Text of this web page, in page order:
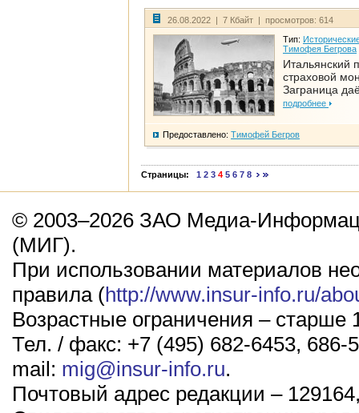
26.08.2022 | 7 Кбайт | просмотров: 614
Тип:
Тимофея Бегрова
Итальянский
страховой
Заграница
подробнее
Предоставлено: Тимофей Бегров
Страницы: 1 2 3 4 5 6 7 8
© 2003–2026 ЗАО Медиа-
(МИГ).
При использовании материалов
правила (http://www.insur-info.ru/
Возрастные ограничения – старше
Тел. / факс: +7 (495) 682-6453, 686-
mail: mig@insur-info.ru.
Почтовый адрес редакции –